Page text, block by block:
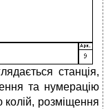
станція,
та нумерацію
колій, розміщення